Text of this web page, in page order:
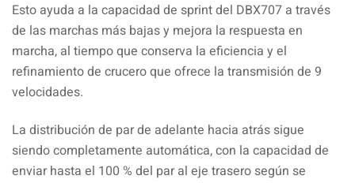
Esto ayuda a la capacidad de sprint del DBX707 a través
de las marchas más bajas y mejora la respuesta en
marcha, al tiempo que conserva la eficiencia y el
refinamiento de crucero que ofrece la transmisión de 9
velocidades.
La distribución de par de adelante hacia atrás sigue
siendo completamente automática, con la capacidad de
enviar hasta el 100 % del par al eje trasero según se